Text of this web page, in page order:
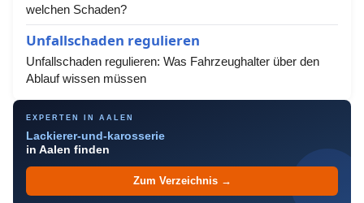
welchen Schaden?
Unfallschaden regulieren
Unfallschaden regulieren: Was Fahrzeughalter über den
Ablauf wissen müssen
EXPERTEN IN AALEN
Lackierer-und-karosserie
in Aalen finden
Zum Verzeichnis →